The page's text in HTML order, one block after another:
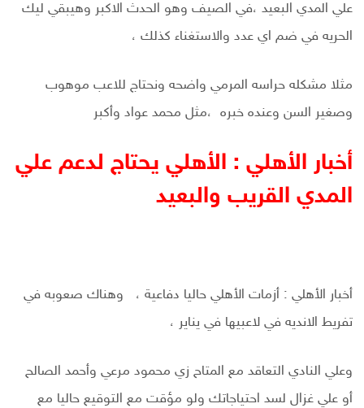
علي المدي البعيد ،في الصيف وهو الحدث الاكبر وهيبقي ليك
الحريه في ضم اي عدد والاستغناء كذلك ،
مثلا مشكله حراسه المرمي واضحه ونحتاج للاعب موهوب
وصغير السن وعنده خبره ،مثل محمد عواد وأكبر
أخبار الأهلي : الأهلي يحتاج لدعم علي
المدي القريب والبعيد
أخبار الأهلي : أزمات الأهلي حاليا دفاعية ، وهناك صعوبه في
تفريط الانديه في لاعبيها في يناير ،
وعلي النادي التعاقد مع المتاح زي محمود مرعي وأحمد الصالح
أو علي غزال لسد احتياجاتك ولو مؤقت مع التوقيع حاليا مع